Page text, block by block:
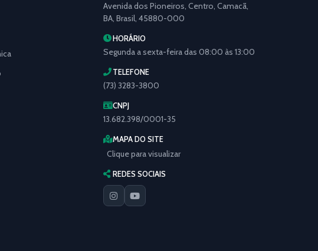
Avenida dos Pioneiros, Centro, Camacã,
BA, Brasil, 45880-000
HORÁRIO
Segunda a sexta-feira das 08:00 às 13:00
TELEFONE
(73) 3283-3800
CNPJ
13.682.398/0001-35
MAPA DO SITE
Clique para visualizar
REDES SOCIAIS